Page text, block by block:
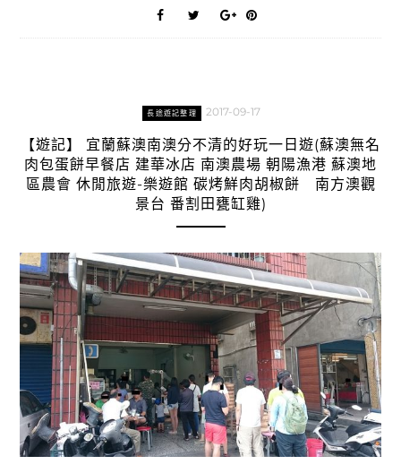
長途遊記整理 2017-09-17
【遊記】 宜蘭蘇澳南澳分不清的好玩一日遊(蘇澳無名
肉包蛋餅早餐店 建華冰店 南澳農場 朝陽漁港 蘇澳地
區農會 休閒旅遊-樂遊館 碳烤鮮肉胡椒餅 南方澳觀
景台 番割田甕缸雞)